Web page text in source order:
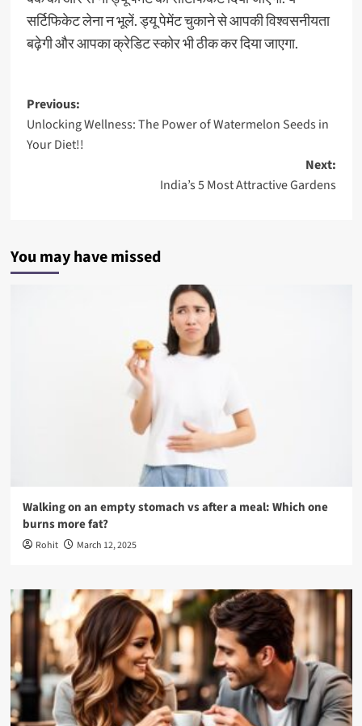
सर्टिफिकेट लेना न भूलें. ड्यू पेमेंट चुकाने से आपकी विश्‍वसनीयता
बढ़ेगी और आपका क्रेडिट स्‍कोर भी ठीक कर दिया जाएगा.
Post
navigation
Previous:
Unlocking Wellness: The Power of Watermelon Seeds in
Your Diet!!
Next:
India’s 5 Most Attractive Gardens
You may have missed
Walking on an empty stomach vs after a meal: Which one
burns more fat?
Rohit March 12, 2025